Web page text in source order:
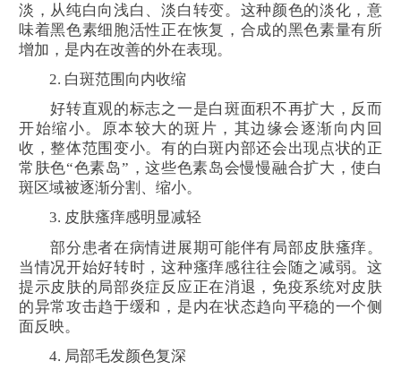
淡，从纯白向浅白、淡白转变。这种颜色的淡化，意
味着黑色素细胞活性正在恢复，合成的黑色素量有所
增加，是内在改善的外在表现。
2. 白斑范围向内收缩
好转直观的标志之一是白斑面积不再扩大，反而
开始缩小。原本较大的斑片，其边缘会逐渐向内回
收，整体范围变小。有的白斑内部还会出现点状的正
常肤色“色素岛”，这些色素岛会慢慢融合扩大，使白
斑区域被逐渐分割、缩小。
3. 皮肤瘙痒感明显减轻
部分患者在病情进展期可能伴有局部皮肤瘙痒。
当情况开始好转时，这种瘙痒感往往会随之减弱。这
提示皮肤的局部炎症反应正在消退，免疫系统对皮肤
的异常攻击趋于缓和，是内在状态趋向平稳的一个侧
面反映。
4. 局部毛发颜色复深